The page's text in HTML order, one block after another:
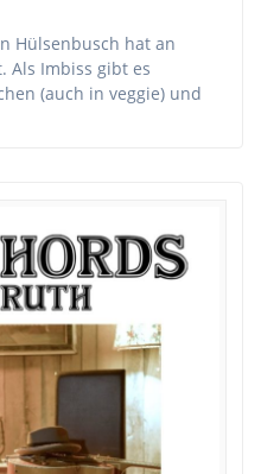
Hülsenbusch hat an
Als Imbiss gibt es
(auch in veggie) und